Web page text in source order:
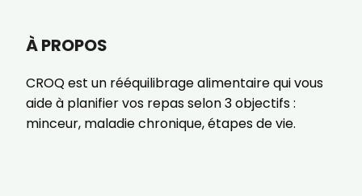
À PROPOS
CROQ est un rééquilibrage alimentaire qui vous
aide à planifier vos repas selon 3 objectifs :
minceur, maladie chronique, étapes de vie.